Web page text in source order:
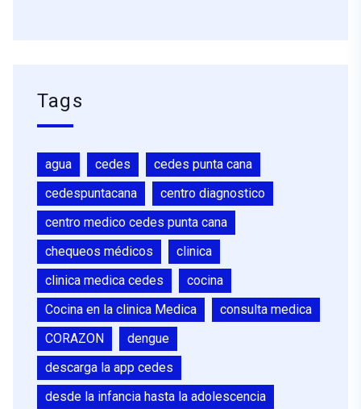
Tags
agua cedes
cedes punta cana
cedespuntacana
centro diagnostico
centro medico cedes punta cana
chequeos médicos
clinica
clinica medica cedes
cocina
Cocina en la clinica Medica
consulta medica
CORAZON
dengue
descarga la app cedes
desde la infancia hasta la adolescencia